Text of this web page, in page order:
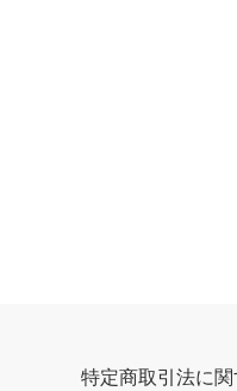
特定商取引法に